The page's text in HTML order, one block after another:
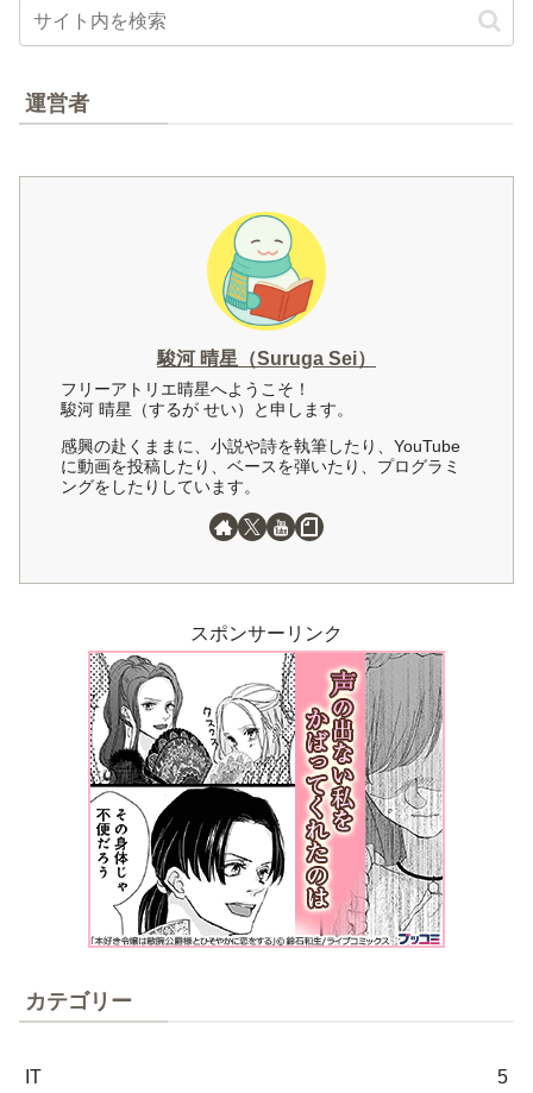
運営者
駿河 晴星（Suruga Sei）
フリーアトリエ晴星へようこそ！
駿河 晴星（するが せい）と申します。
感興の赴くままに、小説や詩を執筆したり、YouTube
に動画を投稿したり、ベースを弾いたり、プログラミ
ングをしたりしています。
スポンサーリンク
カテゴリー
IT 5